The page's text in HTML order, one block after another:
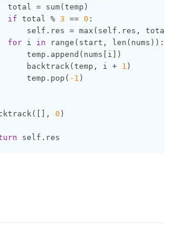
total = sum(temp)
if total % 3 == 0 :
self.res = max(self.res, total)
for i in range(start, len(nums)):
temp.append(nums[i])
backtrack(temp, i +
1 )
temp.pop(
-1 )
0 )
self.res